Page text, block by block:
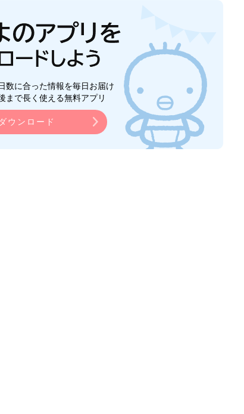
数に合った情報を毎日お届け
まで長く使える無料アプリ
ダウンロード